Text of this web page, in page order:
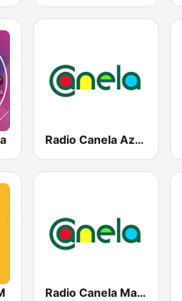
Radio Canela Azuay
Radio Canela Manabí